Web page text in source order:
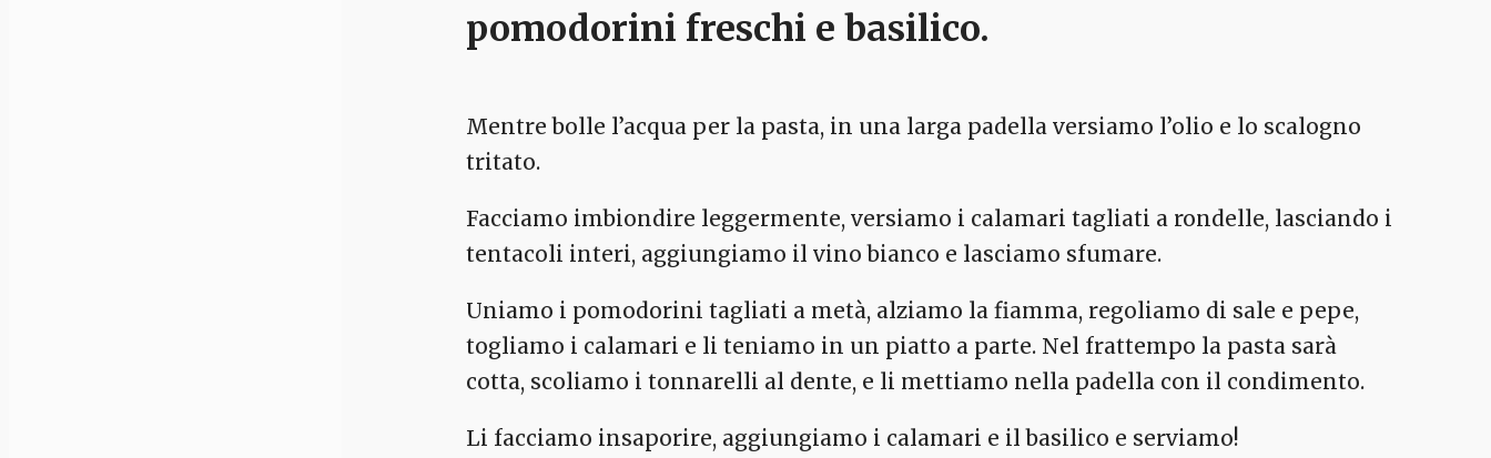
pomodorini freschi e basilico.
Mentre bolle l’acqua per la pasta, in una larga padella versiamo l’olio e lo scalogno
tritato.
Facciamo imbiondire leggermente, versiamo i calamari tagliati a rondelle, lasciando i
tentacoli interi, aggiungiamo il vino bianco e lasciamo sfumare.
Uniamo i pomodorini tagliati a metà, alziamo la fiamma, regoliamo di sale e pepe,
togliamo i calamari e li teniamo in un piatto a parte. Nel frattempo la pasta sarà
cotta, scoliamo i tonnarelli al dente, e li mettiamo nella padella con il condimento.
Li facciamo insaporire, aggiungiamo i calamari e il basilico e serviamo!